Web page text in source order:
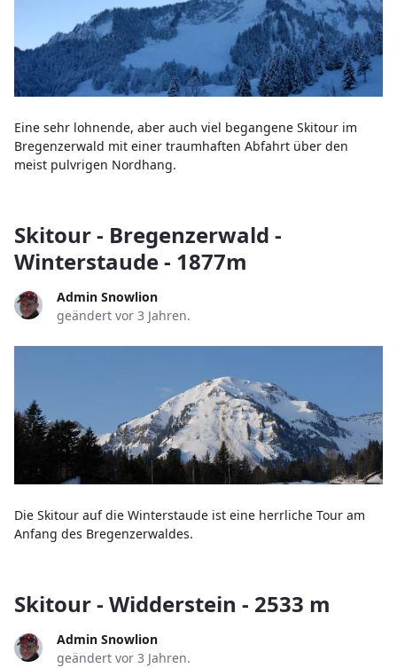
Eine sehr lohnende, aber auch viel begangene Skitour im
Bregenzerwald mit einer traumhaften Abfahrt über den
meist pulvrigen Nordhang.
Skitour - Bregenzerwald -
Winterstaude - 1877m
Admin Snowlion
geändert vor 3 Jahren.
Die Skitour auf die Winterstaude ist eine herrliche Tour am
Anfang des Bregenzerwaldes.
Skitour - Widderstein - 2533 m
Admin Snowlion
geändert vor 3 Jahren.